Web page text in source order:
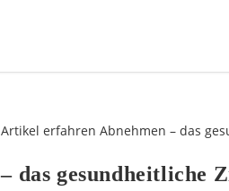
das gesundheitliche